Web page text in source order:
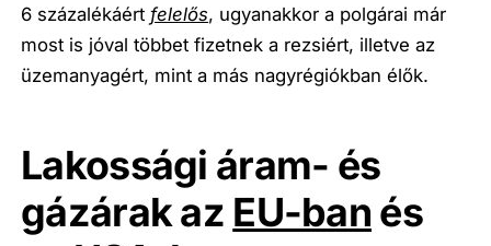
6 százalékáértfelelős, ugyanakkor a polgárai már
most is jóval többet fizetnek a rezsiért, illetve az
üzemanyagért, mint a más nagyrégiókban élők.
Lakossági áram- és
gázárak az EU-ban és